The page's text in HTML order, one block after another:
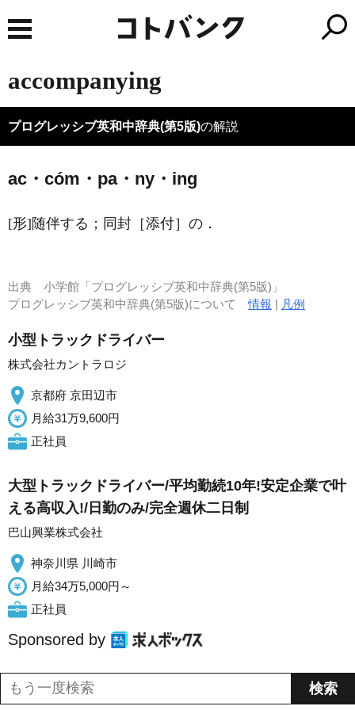
accompanying
プログレッシブ英和中辞典(第5版)の解説
ac・cóm・pa・ny・ing
[形]随伴する；同封［添付］の ．
出典 小学館「プログレッシブ英和中辞典(第5版)」
プログレッシブ英和中辞典(第5版)について情報 | 凡例
小型トラックドライバー
株式会社カントラロジ
京都府 京田辺市
月給31万9,600円
正社員
大型トラックドライバー/平均勤続10年!安定企業で叶
える高収入!/日勤のみ/完全週休二日制
巴山興業株式会社
神奈川県 川崎市
月給34万5,000円～
正社員
Sponsored by